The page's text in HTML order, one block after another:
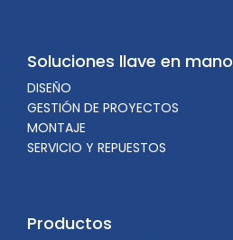
Soluciones llave en mano
DISEÑO
GESTIÓN DE PROYECTOS
MONTAJE
SERVICIO Y REPUESTOS
Productos